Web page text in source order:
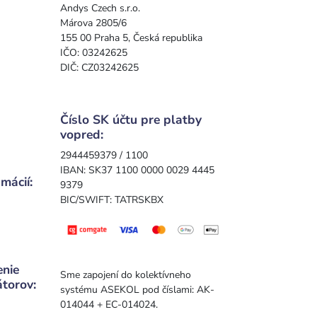
Andys Czech s.r.o.
Márova 2805/6
155 00 Praha 5, Česká republika
IČO: 03242625
DIČ: CZ03242625
Číslo SK účtu pre platby
vopred:
2944459379 / 1100
IBAN: SK37 1100 0000 0029 4445
9379
BIC/SWIFT: TATRSKBX
Sme zapojení do kolektívneho
systému ASEKOL pod číslami: AK-
014044 + EC-014024.